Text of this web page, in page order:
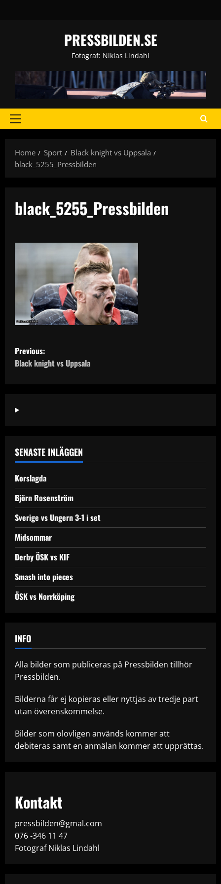
PRESSBILDEN.SE
Fotograf: Niklas Lindahl
Primary
Home
Sport
Black knight vs Uppsala
black_5255_Pressbilden
black_5255_Pressbilden
P
o
t
a
v
i
g
a
t
i
o
Previous:
Black knight vs Uppsala
SENASTE INLÄGGEN
Korslagda
Björn Rosenström
Sverige vs Ungern 3-1 i set
Midsommar
Derby ÖSK vs KIF
Smash into pieces
ÖSK vs Norrköping
INFO
Alla bilder som publiceras på Pressbilden tillhör
Pressbilden.
Bilderna får ej kopieras eller nyttjas av tredje part
utan överenskommelse.
Bilder som olovligen används kommer att
debiteras samt en anmälan kommer att upprättas.
Kontakt
pressbilden@gmal.com
076 -346 11 47
Fotograf Niklas Lindahl